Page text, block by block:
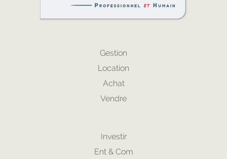
Gestion
Location
Achat
Vendre
Investir
Ent & Com